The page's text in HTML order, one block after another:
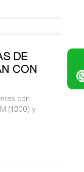
DE
CON
con
(1300) y